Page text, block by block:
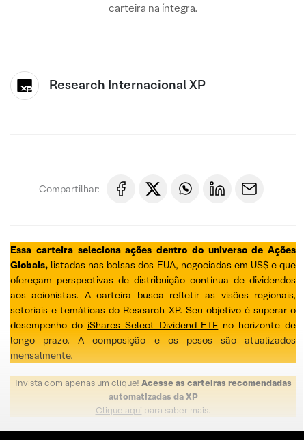
carteira na íntegra.
Research Internacional XP
Compartilhar:
Essa carteira seleciona ações dentro do universo de Ações
Globais, listadas nas bolsas dos EUA, negociadas em US$ e que
ofereçam perspectivas de distribuição contínua de dividendos
aos acionistas. A carteira busca refletir as visões regionais,
setoriais e temáticas do Research XP. Seu objetivo é superar o
desempenho do iShares Select Dividend ETF no horizonte de
longo prazo. A composição e os pesos são atualizados
mensalmente.
Invista com apenas um clique! Acesse as carteiras recomendadas
automatizadas da XP
Clique aqui para saber mais.